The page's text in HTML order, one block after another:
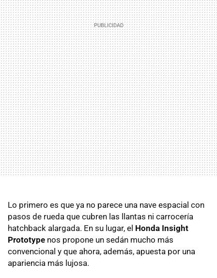
Lo primero es que ya no parece una nave espacial con
pasos de rueda que cubren las llantas ni carrocería
hatchback alargada. En su lugar, el Honda Insight
Prototype nos propone un sedán mucho más
convencional y que ahora, además, apuesta por una
apariencia más lujosa.